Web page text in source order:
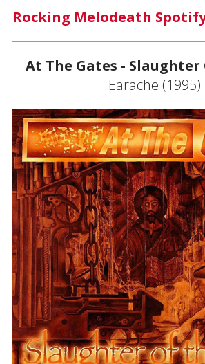
Rocking Melodeath
At The Gates - Slaughter
Earache (1995)